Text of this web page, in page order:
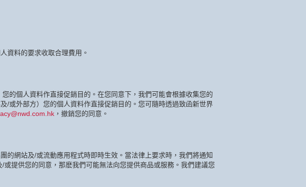
資料的要求收取合理費用。
的個人資料作直接促銷目的。在您同意下，我們可能會根據收集您的
/或外部方）您的個人資料作直接促銷目的。您可隨時透過致函新世界
，撤銷您的同意。
的網站及/或流動應用程式時即時生效。當法律上要求時，我們將通知
提供您的同意，那麽我們可能無法向您提供商品或服務。我們建議您